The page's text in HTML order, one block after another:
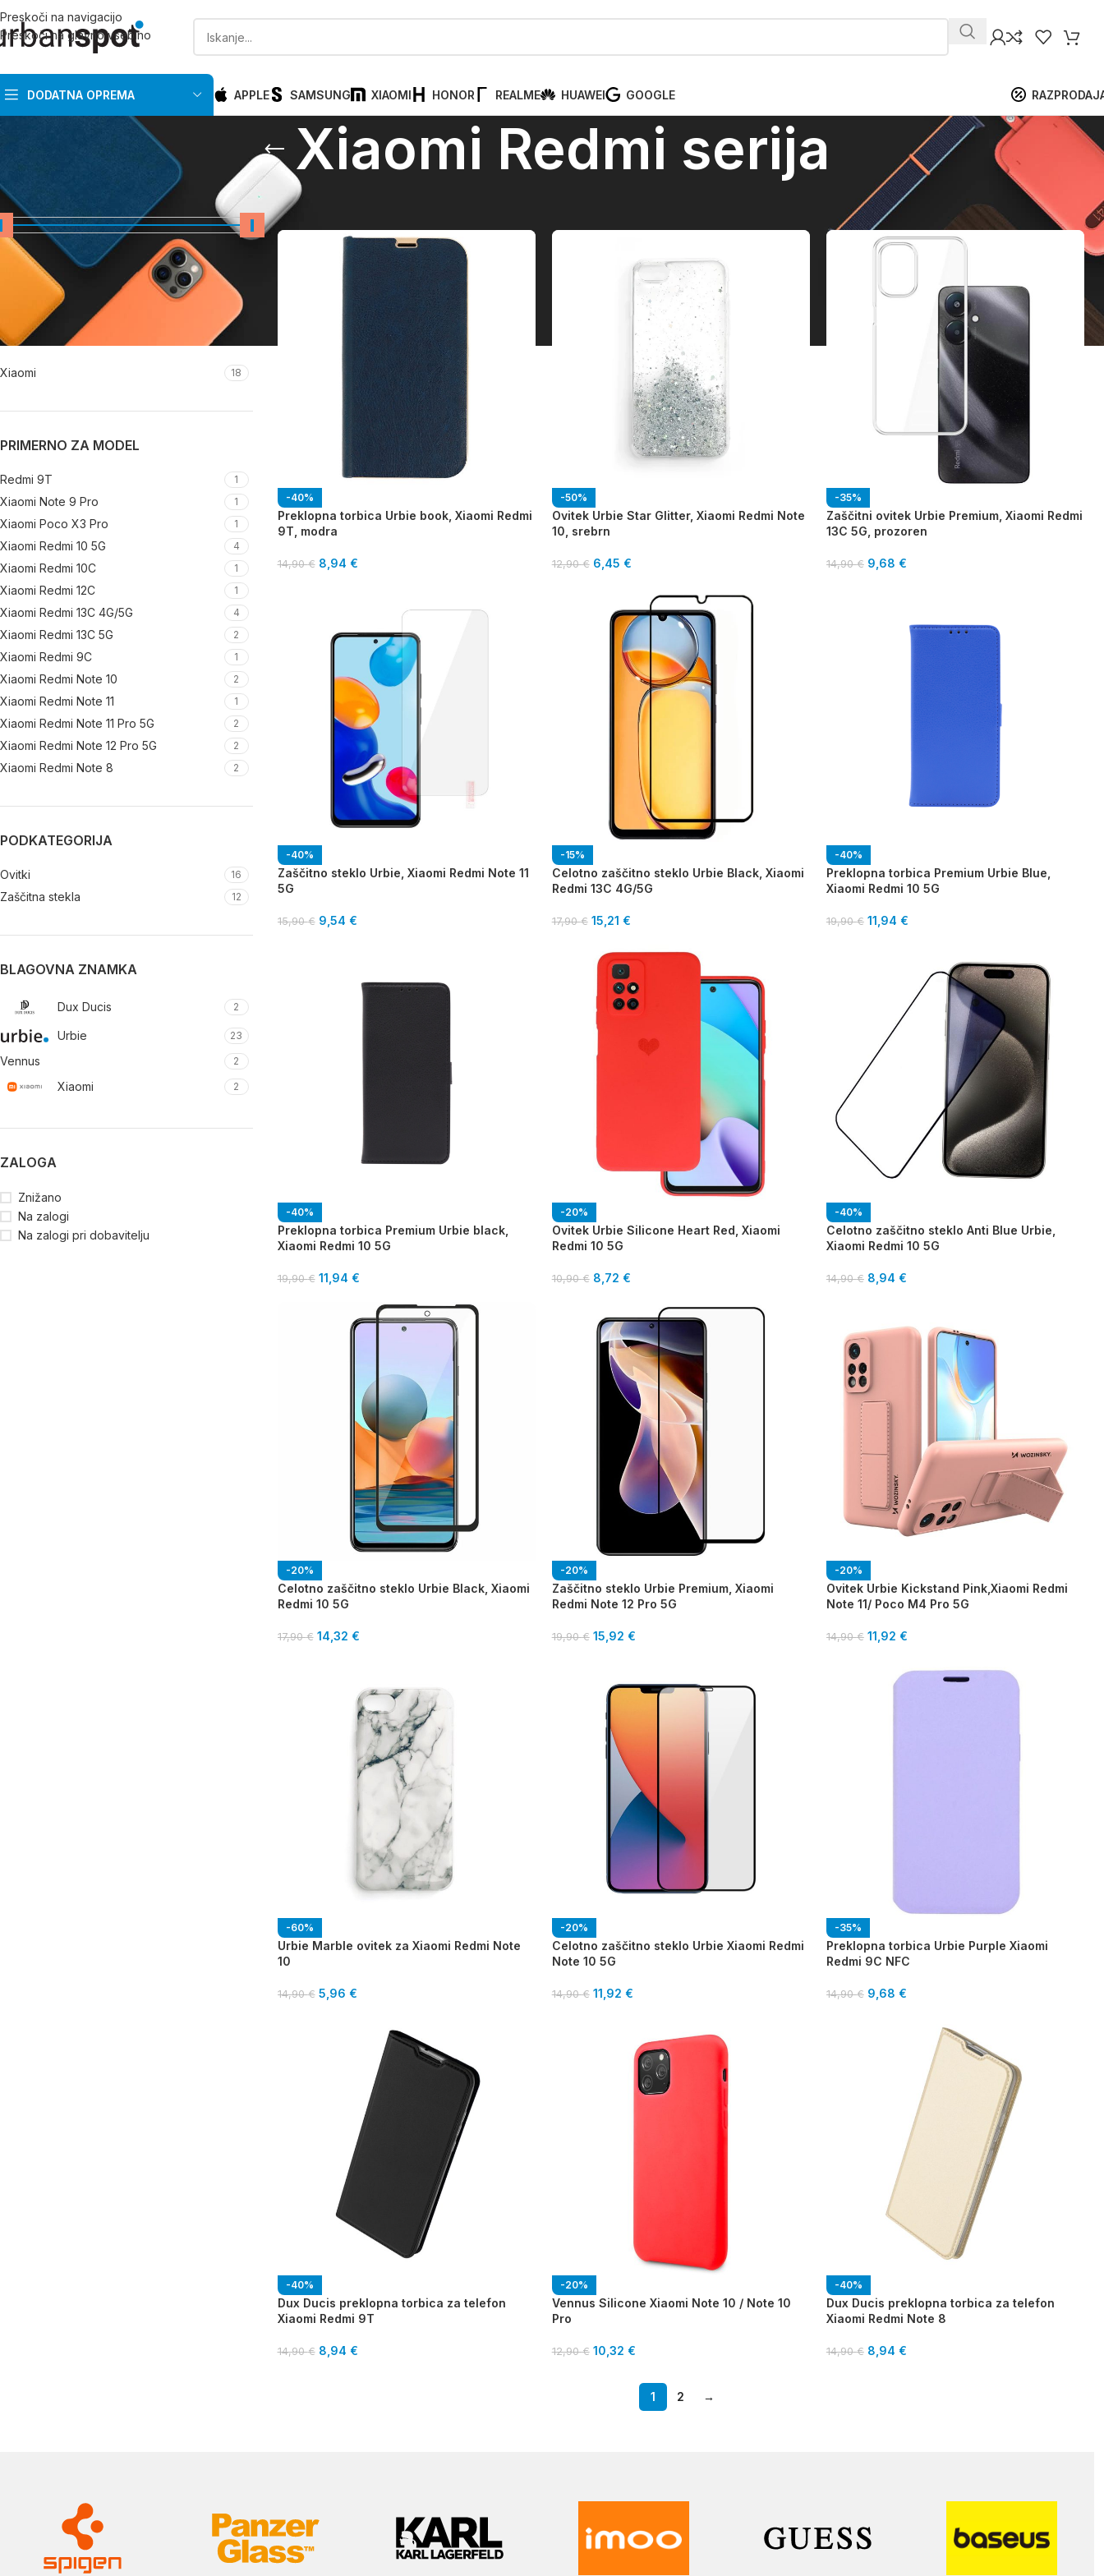
Preskoči na navigacijo
Preskoči na glavno vsebino
DODATNA OPREMA APPLE SAMSUNG XIAOMI HONOR REALME HUAWEI GOOGLE
Xiaomi Redmi serija
CENA
FILTRIRAJ
Cena:0 € —20 €
PRIMERNO ZA PROIZVAJALCA
Xiaomi 18
PRIMERNO ZA MODEL
Redmi 9T 1
Xiaomi Note 9 Pro 1
Xiaomi Poco X3 Pro 1
Xiaomi Redmi 10 5G 4
Xiaomi Redmi 10C 1
Xiaomi Redmi 12C 1
Xiaomi Redmi 13C 4G/5G 4
Xiaomi Redmi 13C 5G 2
Xiaomi Redmi 9C 1
Xiaomi Redmi Note 10 2
Xiaomi Redmi Note 11 1
Xiaomi Redmi Note 11 Pro 5G 2
Xiaomi Redmi Note 12 Pro 5G 2
Xiaomi Redmi Note 8 2
PODKATEGORIJA
Ovitki 16
Zaščitna stekla 12
BLAGOVNA ZNAMKA
Dux Ducis 2
Urbie 23
Vennus 2
Xiaomi 2
ZALOGA
Znižano
Na zalogi
Na zalogi pri dobavitelju
Domov
-40%
Preklopna torbica Urbie book, Xiaomi Redmi
9T, modra
14,90€ 8,94 €
-50%
Ovitek Urbie Star Glitter, Xiaomi Redmi Note
10, srebrn
12,90€ 6,45 €
-35%
Zaščitni ovitek Urbie Premium, Xiaomi Redmi
13C 5G, prozoren
14,90€ 9,68 €
-40%
Zaščitno steklo Urbie, Xiaomi Redmi Note 11
5G
15,90€ 9,54 €
-15%
Celotno zaščitno steklo Urbie Black, Xiaomi
Redmi 13C 4G/5G
17,90€ 15,21 €
-40%
Preklopna torbica Premium Urbie Blue,
Xiaomi Redmi 10 5G
19,90€ 11,94 €
-40%
Preklopna torbica Premium Urbie black,
Xiaomi Redmi 10 5G
19,90€ 11,94 €
-20%
Ovitek Urbie Silicone Heart Red, Xiaomi
Redmi 10 5G
10,90€ 8,72 €
-40%
Celotno zaščitno steklo Anti Blue Urbie,
Xiaomi Redmi 10 5G
14,90€ 8,94 €
-20%
Celotno zaščitno steklo Urbie Black, Xiaomi
Redmi 10 5G
17,90€ 14,32 €
-20%
Zaščitno steklo Urbie Premium, Xiaomi
Redmi Note 12 Pro 5G
19,90€ 15,92 €
-20%
Ovitek Urbie Kickstand Pink,Xiaomi Redmi
Note 11/ Poco M4 Pro 5G
14,90€ 11,92 €
-60%
Urbie Marble ovitek za Xiaomi Redmi Note
10
14,90€ 5,96 €
-20%
Celotno zaščitno steklo Urbie Xiaomi Redmi
Note 10 5G
14,90€ 11,92 €
-35%
Preklopna torbica Urbie Purple Xiaomi
Redmi 9C NFC
14,90€ 9,68 €
-40%
Dux Ducis preklopna torbica za telefon
Xiaomi Redmi 9T
14,90€ 8,94 €
-20%
Vennus Silicone Xiaomi Note 10 / Note 10
Pro
12,90€ 10,32 €
-40%
Dux Ducis preklopna torbica za telefon
Xiaomi Redmi Note 8
14,90€ 8,94 €
1 2 →